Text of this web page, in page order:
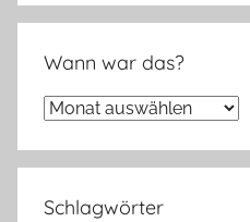
Wann war das?
Wann
das?
Schlagwörter